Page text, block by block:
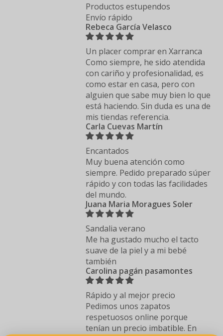
Productos estupendos
Envío rápido
Rebeca García Velasco
Un placer comprar en Xarranca
Como siempre, he sido atendida
con cariño y profesionalidad, es
como estar en casa, pero con
alguien que sabe muy bien lo que
está haciendo. Sin duda es una de
mis tiendas referencia.
Carla Cuevas Martín
Encantados
Muy buena atención como
siempre. Pedido preparado súper
rápido y con todas las facilidades
del mundo.
Juana Maria Moragues Soler
Sandalia verano
Me ha gustado mucho el tacto
suave de la piel y a mi bebé
también
Carolina pagán pasamontes
Rápido y al mejor precio
Pedimos unos zapatos
respetuosos online porque
tenían un precio imbatible. En